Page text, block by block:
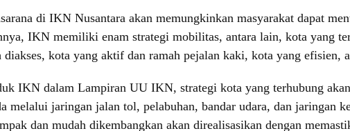
di IKN Nusantara akan memungkinkan masyarakat dapat
IKN memiliki enam strategi mobilitas, antara lain, kota yang
kota yang aktif dan ramah pejalan kaki, kota yang efisien,
IKN dalam Lampiran UU IKN, strategi kota yang terhubung
melalui jaringan jalan tol, pelabuhan, bandar udara, dan jaringan
dan mudah dikembangkan akan direalisasikan dengan